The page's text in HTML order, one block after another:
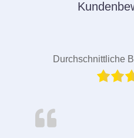
Durchschnittliche